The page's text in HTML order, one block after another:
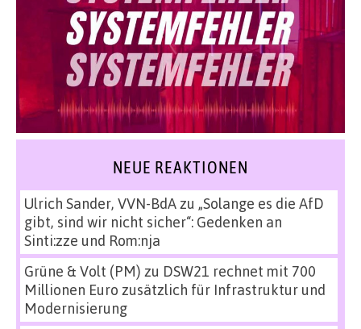
NEUE REAKTIONEN
Ulrich Sander, VVN-BdAzu „Solange es die AfD
gibt, sind wir nicht sicher“: Gedenken an
Sinti:zze und Rom:nja
Grüne & Volt (PM) zu DSW21 rechnet mit 700
Millionen Euro zusätzlich für Infrastruktur und
Modernisierung